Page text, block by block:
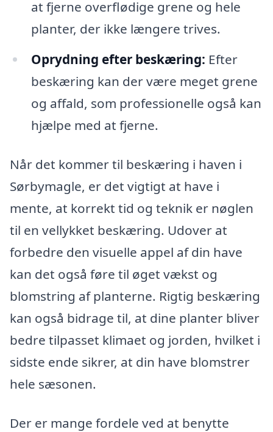
at fjerne overflødige grene og hele
planter, der ikke længere trives.
Oprydning efter beskæring: Efter
beskæring kan der være meget grene
og affald, som professionelle også kan
hjælpe med at fjerne.
Når det kommer til beskæring i haven i
Sørbymagle, er det vigtigt at have i
mente, at korrekt tid og teknik er nøglen
til en vellykket beskæring. Udover at
forbedre den visuelle appel af din have
kan det også føre til øget vækst og
blomstring af planterne. Rigtig beskæring
kan også bidrage til, at dine planter bliver
bedre tilpasset klimaet og jorden, hvilket i
sidste ende sikrer, at din have blomstrer
hele sæsonen.
Der er mange fordele ved at benytte